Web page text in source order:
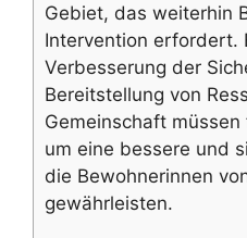
Gebiet, das weiterhin
Intervention erfordert.
Verbesserung der
Bereitstellung von
Gemeinschaft
um eine bessere und
die Bewohnerinnen
gewährleisten.